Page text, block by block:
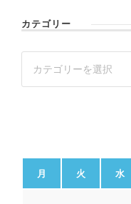
カテゴリー
月 火 水